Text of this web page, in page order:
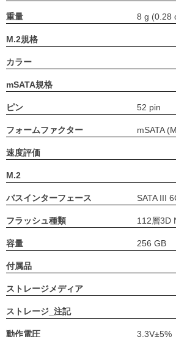
重量 8 g (0.28
M.2規格
カラー
mSATA規格
ピン 52 pin
フォームファクター mSATA
速度評価
M.2
バスインターフェース SATA III
フラッシュ種類 112層3D
容量 256 GB
付属品
ストレージメディア
ストレージ_注記
動作電圧 3.3V±5%